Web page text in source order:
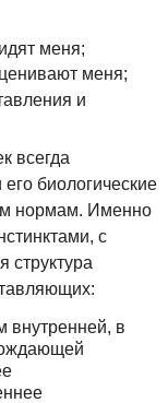
меня;
меня;
и
всегда
биологические
нормам. Именно
с
структура
внутренней, в